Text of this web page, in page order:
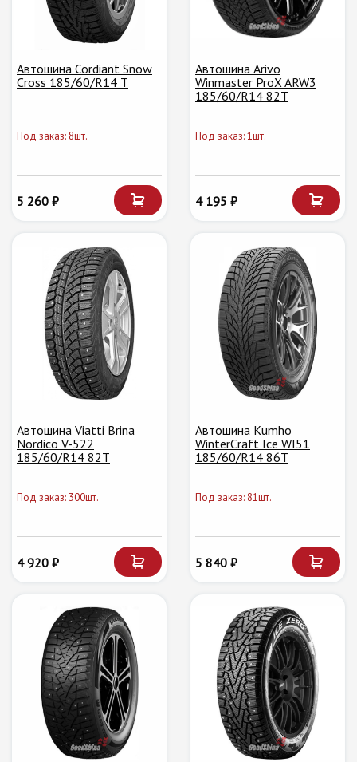
Автошина Cordiant Snow
Cross 185/60/R14 T
Под заказ: 8шт.
5 260 ₽
Автошина Arivo
Winmaster ProX ARW3
185/60/R14 82T
Под заказ: 1шт.
4 195 ₽
Автошина Viatti Brina
Nordico V-522
185/60/R14 82T
Под заказ: 300шт.
4 920 ₽
Автошина Kumho
WinterCraft Ice WI51
185/60/R14 86T
Под заказ: 81шт.
5 840 ₽